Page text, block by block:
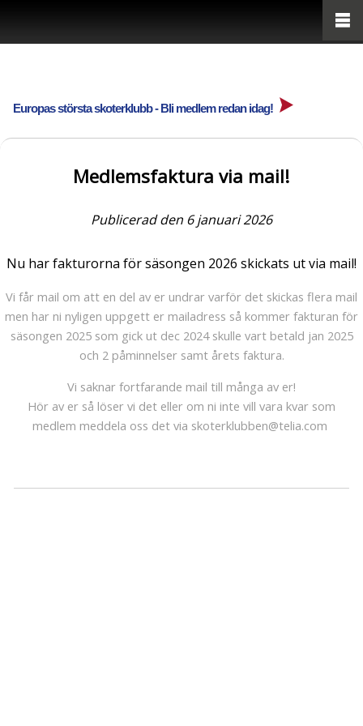
Europas största skoterklubb - Bli medlem redan idag!
Medlemsfaktura via mail!
Publicerad den 6 januari 2026
Nu har fakturorna för säsongen 2026 skickats ut via mail!
Vi får mail om att en del av er undrar varför det skickas flera mail
men har ni nyligen uppgett er mailadress så kommer fakturan för
säsongen 2025 som gick ut dec 2024 skulle vart betald jan 2025
och 2 påminnelser samt årets faktura.
Vi saknar fortfarande mail till många av er!
Hör av er så löser vi det eller om ni inte vill vara kvar som
medlem meddela oss det via skoterklubben@telia.com